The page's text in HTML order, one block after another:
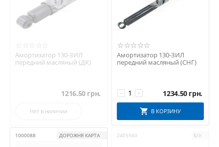
Амортизатор 130-ЗИЛ
передний масляный (ДК)
1216.50 грн.
Нет в наличии
Амортизатор 130-ЗИЛ
передний масляный (СНГ)
+
− 1234.50 грн.
В КОРЗИНУ
1000088 ДОРОЖНЯ КАРТА 2405560 Б/У